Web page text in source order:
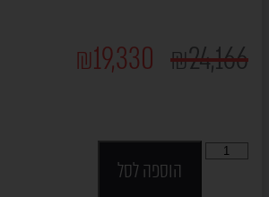
₪24,166
₪19,330
הוספה לסל